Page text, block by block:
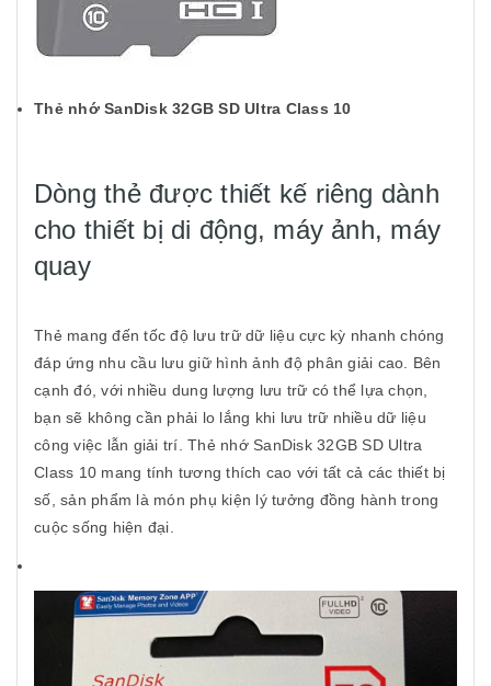
Thẻ nhớ SanDisk 32GB SD Ultra Class 10
Dòng thẻ được thiết kế riêng dành
cho thiết bị di động, máy ảnh, máy
quay
Thẻ mang đến tốc độ lưu trữ dữ liệu cực kỳ nhanh chóng
đáp ứng nhu cầu lưu giữ hình ảnh độ phân giải cao. Bên
cạnh đó, với nhiều dung lượng lưu trữ có thể lựa chọn,
bạn sẽ không cần phải lo lắng khi lưu trữ nhiều dữ liệu
công việc lẫn giải trí. Thẻ nhớ SanDisk 32GB SD Ultra
Class 10 mang tính tương thích cao với tất cả các thiết bị
số, sản phẩm là món phụ kiện lý tưởng đồng hành trong
cuộc sống hiện đại.